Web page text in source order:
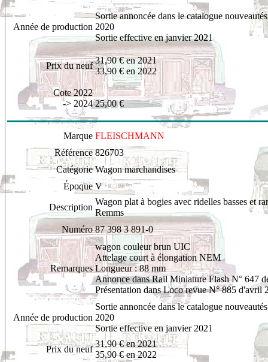
Année de production
Sortie annoncée dans le catalogue
2020
Sortie effective en janvier 2021
Prix du neuf
31,90€ en 2021
33,90 € en 2022
Cote 2022
-> 2024 25,00 €
Marque FLEISCHMANN
Référence 826703
Catégorie Wagon marchandises
Époque V
Description
Wagon plat à bogies avec ridelles basses et
Remms
Numéro 87 398 3 891-0
Remarques
wagon couleur brun UIC
Attelage court à élongation NEM
Longueur : 88 mm
Annonce dans Rail Miniature Flash N° 647
Présentation dans Loco revue N° 885 d'avril
Année de production
Sortie annoncée dans le catalogue
2020
Sortie effective en janvier 2021
Prix du neuf
31,90€ en 2021
35,90 € en 2022